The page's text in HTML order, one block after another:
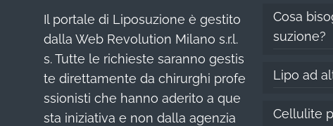
Il portale di Liposuzione è gestito
dalla Web Revolution Milano s.r.l.
s. Tutte le richieste saranno gestis
te direttamente da chirurghi profe
ssionisti che hanno aderito a que
sta iniziativa e non dalla agenzia
Cosa
suzione?
Lipo ad
Cellulite